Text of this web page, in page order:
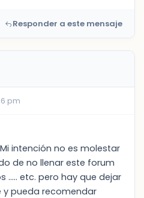
Responder a este mensaje
pm
intención no es molestar
de no llenar este forum
..... etc. pero hay que dejar
y pueda recomendar